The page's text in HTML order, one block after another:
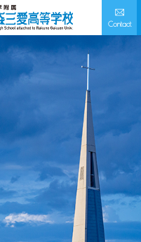
Contact